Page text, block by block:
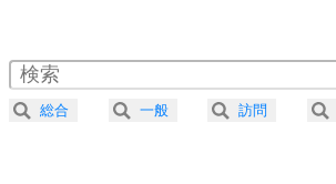
4 器の大きい人は、怒りを
プラス思考
2.0倍速 （239KB 1分0秒）
2.5倍速 （191KB 48秒）
3.0倍速 （159KB 40秒）
総合 一般 訪問